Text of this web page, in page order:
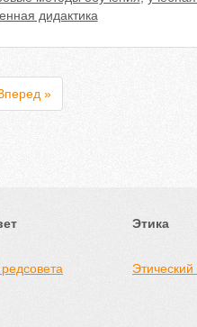
дидактика
»
Этика
Этический